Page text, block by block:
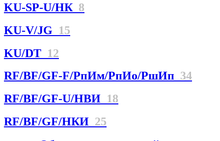
KU-SP-U/НК 8
KU-V/JG 15
KU/DT 12
RF/BF/GF-F/РпИм/РпИо/РшИп 34
RF/BF/GF-U/НBИ 18
RF/BF/GF/НКИ 25